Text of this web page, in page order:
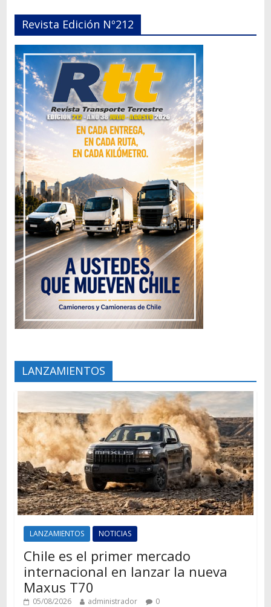
Revista Edición Nº212
LANZAMIENTOS
LANZAMIENTOS NOTICIAS
Chile es el primer mercado
internacional en lanzar la nueva
Maxus T70
05/08/2026 administrador 0